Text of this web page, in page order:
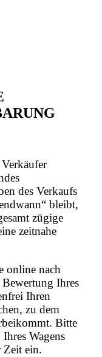
des Verkaufs
bleibt,
zügige
zeitnahe
online nach
Ihres
Ihren
zu dem
Bitte
Wagens
Zeit ein.